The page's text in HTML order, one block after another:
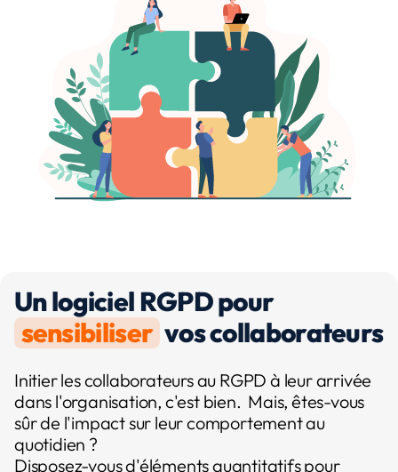
Un logiciel RGPD pour
sensibiliservos collaborateurs
Initier les collaborateurs au RGPD à leur arrivée
dans l'organisation, c'est bien. Mais, êtes-vous
sûr de l'impact sur leur comportement au
quotidien ?
Disposez-vous d'éléments quantitatifs pour